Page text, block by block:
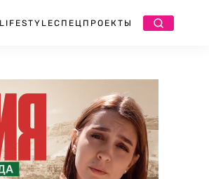
LIFESTYLEСПЕЦПРОЕКТЫ